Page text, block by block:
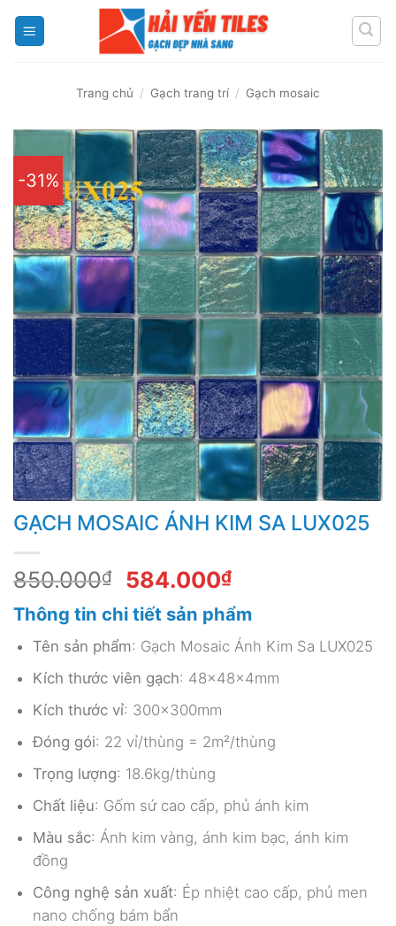
Trang chủ / Gạch trang trí / Gạch mosaic
-31%
GẠCH MOSAIC ÁNH KIM SA LUX025
850.000₫
Giá
gốc
là:
850.000₫.
584.000₫Giá
hiện
tại
là:
584.000₫.
Thông tin chi tiết sản phẩm
Tên sản phẩm: Gạch Mosaic Ánh Kim Sa LUX025
Kích thước viên gạch: 48x48x4mm
Kích thước vỉ: 300x300mm
Đóng gói: 22 vỉ/thùng = 2m²/thùng
Trọng lượng: 18.6kg/thùng
Chất liệu: Gốm sứ cao cấp, phủ ánh kim
Màu sắc: Ánh kim vàng, ánh kim bạc, ánh kim
đồng
Công nghệ sản xuất: Ép nhiệt cao cấp, phủ men
nano chống bám bẩn